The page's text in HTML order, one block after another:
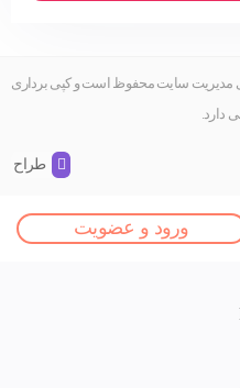
مدیریت سایت محفوظ است و کپی برداری
دارد.
طراح
ورود و عضویت